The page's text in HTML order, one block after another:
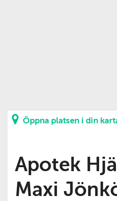
Öppna platsen i din
Apotek
Maxi